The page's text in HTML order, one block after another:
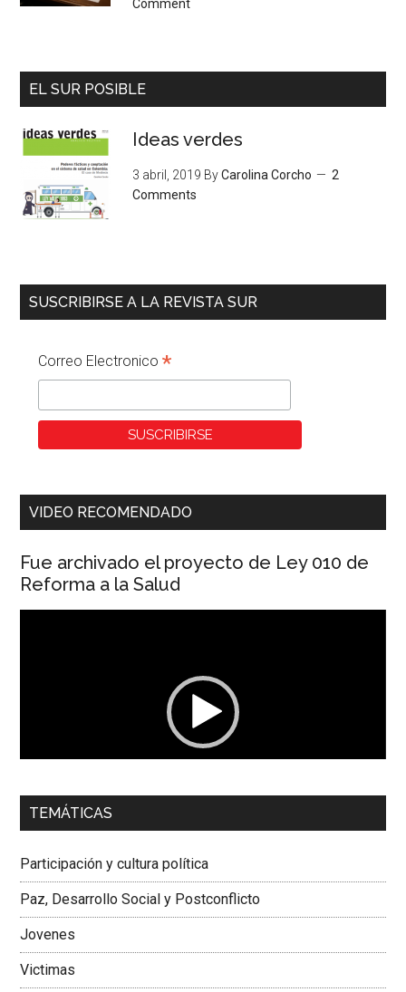
Comment
EL SUR POSIBLE
Ideas verdes
3 abril, 2019 ByCarolina Corcho
2
Comments
SUSCRIBIRSE A LA REVISTA SUR
Correo Electronico*
VIDEO RECOMENDADO
Fue archivado el proyecto de Ley 010 de
Reforma a la Salud
00:00 01:04
Dra. Carolina Corcho Mejía,Presidenta Corporación
Colombiana
TEMÁTICAS
Participación y cultura política
Paz, Desarrollo Social y Postconflicto
Jovenes
Victimas